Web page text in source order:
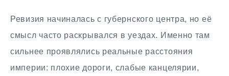
Ревизия начиналась с губернского центра, но её
смысл часто раскрывался в уездах. Именно там
сильнее проявлялись реальные расстояния
империи: плохие дороги, слабые канцелярии,